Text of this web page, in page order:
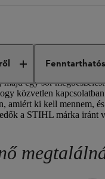
Anca-Mantescu
és találkozom velük,
egy sor
közvetlen
ki kell mennem,
a STIHL márka iránt